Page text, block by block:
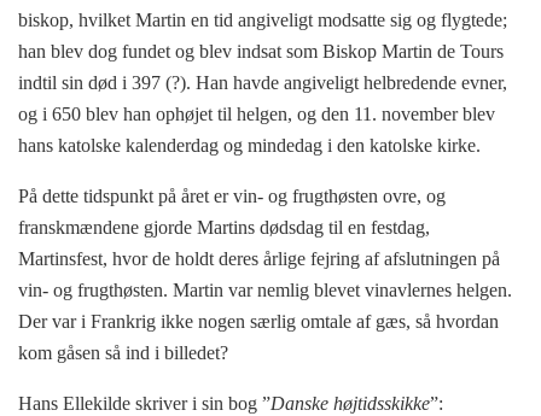
biskop, hvilket Martin en tid angiveligt modsatte sig og flygtede;
han blev dog fundet og blev indsat som Biskop Martin de Tours
indtil sin død i 397 (?). Han havde angiveligt helbredende evner,
og i 650 blev han ophøjet til helgen, og den 11. november blev
hans katolske kalenderdag og mindedag i den katolske kirke.
På dette tidspunkt på året er vin- og frugthøsten ovre, og
franskmændene gjorde Martins dødsdag til en festdag,
Martinsfest, hvor de holdt deres årlige fejring af afslutningen på
vin- og frugthøsten. Martin var nemlig blevet vinavlernes helgen.
Der var i Frankrig ikke nogen særlig omtale af gæs, så hvordan
kom gåsen så ind i billedet?
Hans Ellekilde skriver i sin bog ”Danske højtidsskikke”: